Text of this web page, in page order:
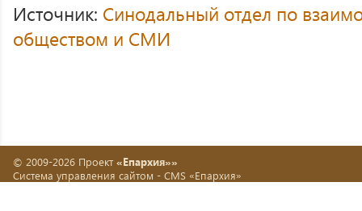
Источник: Синодальный отдел по
обществом и СМИ
© 2009-2026 Проект «Епархия»»
Система управления сайтом - CMS «Епархия»